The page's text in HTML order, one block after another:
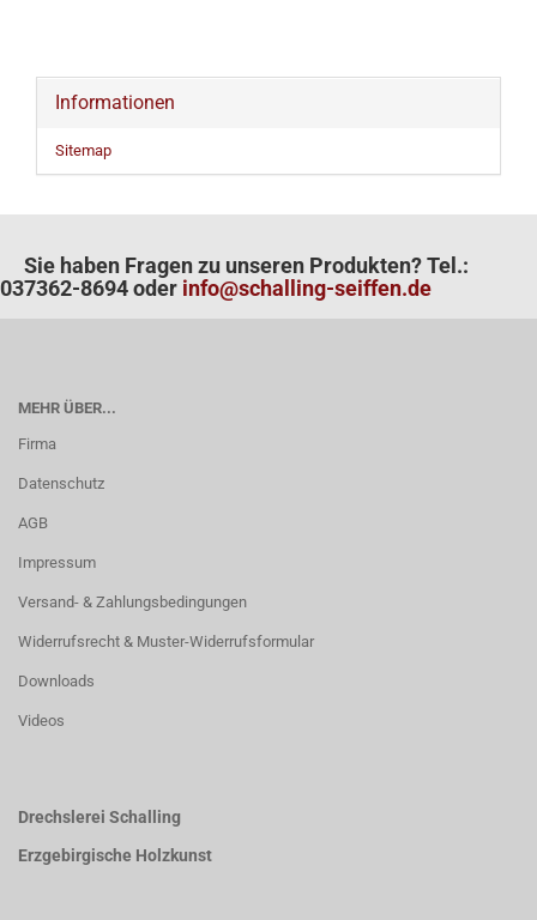
Informationen
Sitemap
Sie haben Fragen zu unseren Produkten? Tel.:
037362-8694 oder info@schalling-seiffen.de
MEHR ÜBER...
Firma
Datenschutz
AGB
Impressum
Versand- & Zahlungsbedingungen
Widerrufsrecht & Muster-Widerrufsformular
Downloads
Videos
Drechslerei Schalling
Erzgebirgische Holzkunst